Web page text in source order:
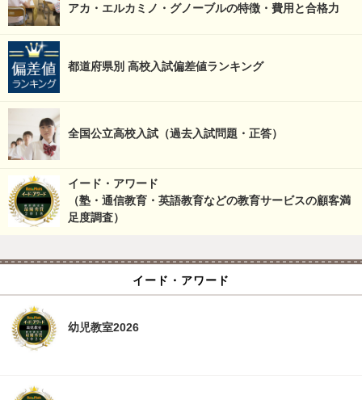
アカ・エルカミノ・グノーブルの特徴・費用と合格力
都道府県別 高校入試偏差値ランキング
全国公立高校入試（過去入試問題・正答）
イード・アワード
（塾・通信教育・英語教育などの教育サービスの顧客満
足度調査）
イード・アワード
幼児教室2026